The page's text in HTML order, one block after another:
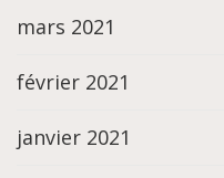
mars 2021
février 2021
janvier 2021